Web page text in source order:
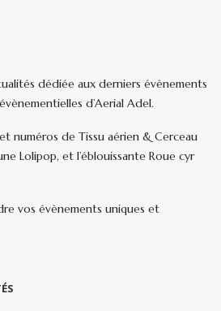
dédiée aux derniers évènements
d’Aerial Adel.
numéros de Tissu aérien & Cerceau
Lolipop, et l’éblouissante Roue cyr
vos évènements uniques et